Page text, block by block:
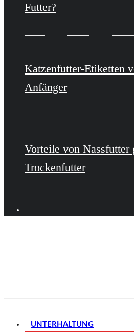
Futter?
Katzenfutter-Etiketten
Anfänger
Vorteile von Nassfutter
Trockenfutter
UNTERHALTUNG